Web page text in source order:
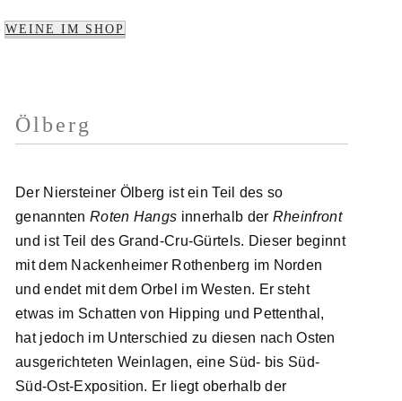
WEINE IM SHOP
Ölberg
Der Niersteiner Ölberg ist ein Teil des so
genanntenRoten Hangs innerhalb der Rheinfront
und ist Teil des Grand-Cru-Gürtels. Dieser beginnt
mit dem Nackenheimer Rothenberg im Norden
und endet mit dem Orbel im Westen. Er steht
etwas im Schatten von Hipping und Pettenthal,
hat jedoch im Unterschied zu diesen nach Osten
ausgerichteten Weinlagen, eine Süd- bis Süd-
Süd-Ost-Exposition. Er liegt oberhalb der